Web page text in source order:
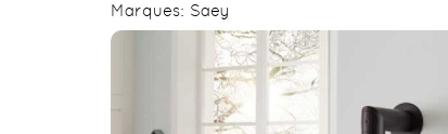
Marques: Saey